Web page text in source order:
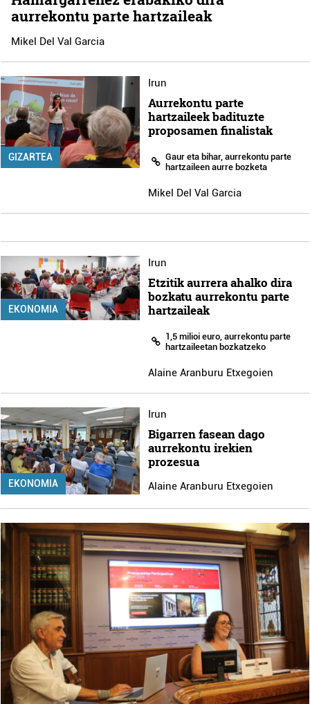
aurrekontu parte hartzaileak
Mikel Del Val Garcia
GIZARTEA
Irun
Aurrekontu parte
hartzaileek badituzte
proposamen finalistak
Gaur eta bihar, aurrekontu parte
hartzaileen aurre bozketa
Mikel Del Val Garcia
EKONOMIA
Irun
Etzitik aurrera ahalko dira
bozkatu aurrekontu parte
hartzaileak
1,5 milioi euro, aurrekontu parte
hartzaileetan bozkatzeko
Alaine Aranburu Etxegoien
EKONOMIA
Irun
Bigarren fasean dago
aurrekontu irekien
prozesua
Alaine Aranburu Etxegoien